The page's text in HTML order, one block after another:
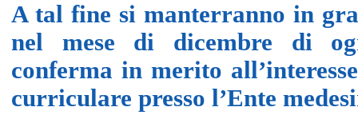
A tal fine si manterranno in
nel mese di dicembre di
conferma in merito
curriculare presso l’Ente